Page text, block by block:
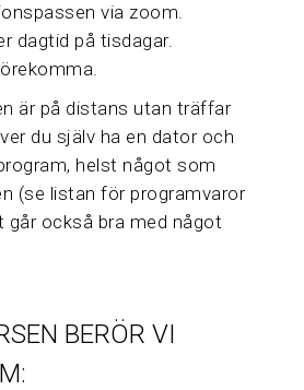
via zoom.
dagtid på tisdagar.
är på distans utan träffar
du själv ha en dator och
helst något som
(se listan för programvaror
går också bra med något
BERÖR VI